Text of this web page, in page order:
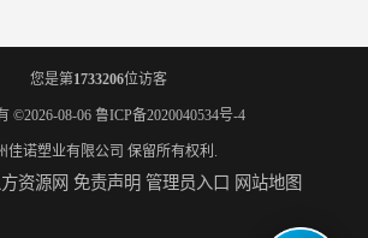
您是第1733206位访客
©2026-08-06 鲁ICP备2020040534号-4
佳诺塑业有限公司 保留所有权利.
资源网 免责声明 管理员入口 网站地图